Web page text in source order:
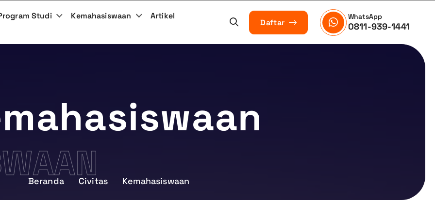
Studi Kemahasiswaan
Artikel
Daftar
WhatsApp
0811-939-1441
Beranda Civitas Kemahasiswaan